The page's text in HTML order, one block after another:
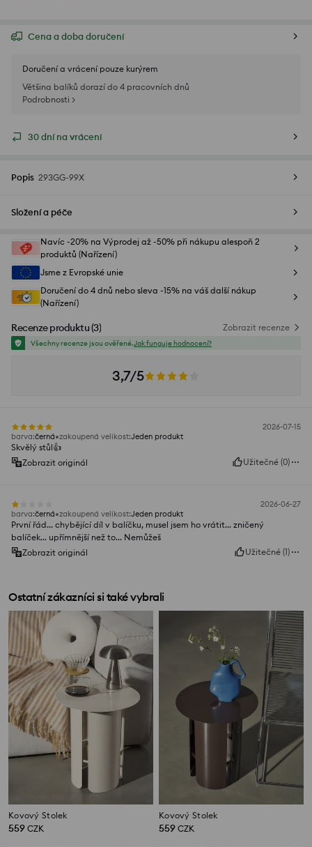
Cena a doba doručení
Doručení a vrácení pouze kurýrem
Většina balíků dorazí do 4 pracovních dnů
Podrobnosti >
30 dní na vrácení
Popis 293GG-99X
Složení a péče
Navíc -20% na Výprodej až -50% při nákupu alespoň 2
produktů (Nařízení)
Jsme z Evropské unie
Doručení do 4 dnů nebo sleva -15% na váš další nákup
(Nařízení)
Recenze produktu(3) Zobrazit recenze
Všechny recenze jsou ověřené.Jak funguje hodnocení?
3,7/5
2026-07-15
barva:černá zakoupená velikost:Jeden produkt
Skvělý stůl👍
Zobrazit originál
Užitečné (0)
2026-06-27
barva:černá zakoupená velikost:Jeden produkt
První řád... chybějící díl v balíčku, musel jsem ho vrátit... zničený
balíček... upřímnější než to... Nemůžeš
Zobrazit originál
Užitečné (1)
Ostatní zákazníci si také vybrali
Kovový Stolek
559 CZK
Kovový Stolek
559 CZK